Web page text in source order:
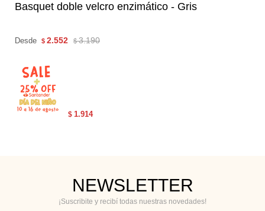
Basquet doble velcro enzimático - Gris
Desde $ 2.552 $ 3.190
$ 1.914
NEWSLETTER
¡Suscribite y recibí todas nuestras novedades!